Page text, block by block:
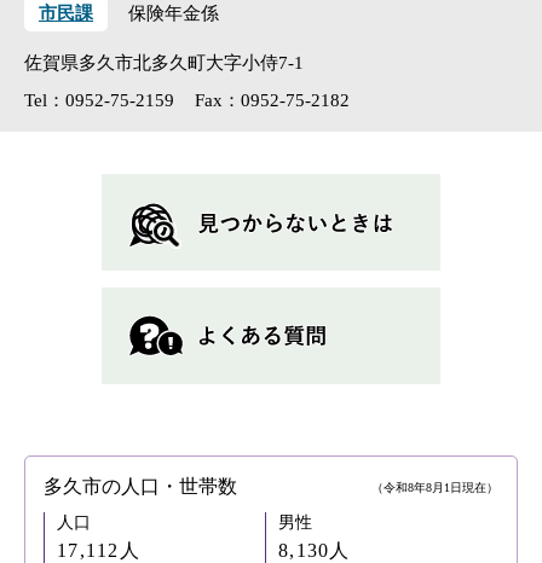
市民課 保険年金係
佐賀県多久市北多久町大字小侍7-1
Tel：0952-75-2159
Fax：0952-75-2182
多久市の人口・世帯数 （令和8年8月1日現在）
人口
17,112人
男性
8,130人